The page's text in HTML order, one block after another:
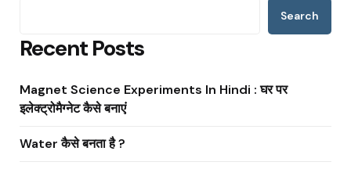
Search
Recent Posts
Magnet Science Experiments In Hindi : घर पर
इलेक्ट्रोमैग्नेट कैसे बनाएं
Water कैसे बनता है ?